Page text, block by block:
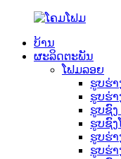
ບ້ານ
ຜະລິດຕະພັນ
ໂຟມລອຍ
ຮູບຮ່າ
ຮູບຮ່າ
ຮູບຊົງ
ຮູບຊົງ
ຮູບຮ່າ
ຮູບ​ຮ່າ